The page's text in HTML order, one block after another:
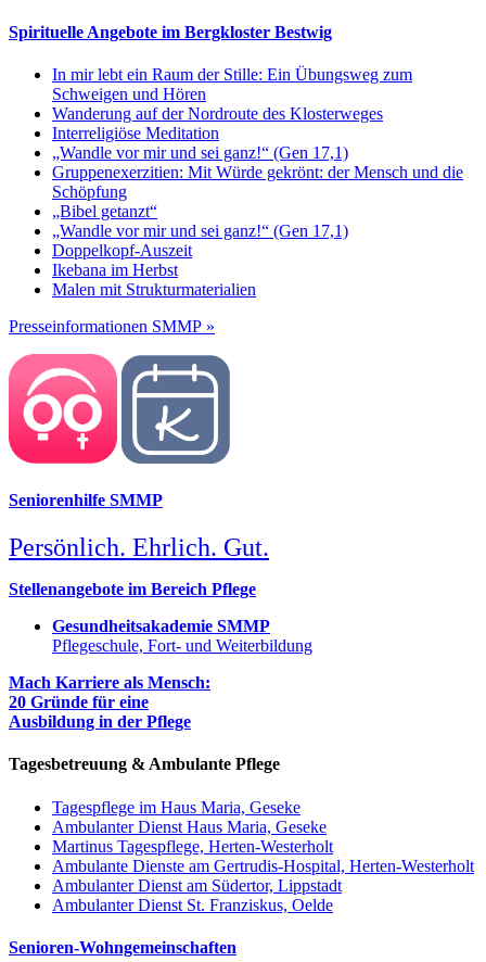
Spirituelle Angebote im Bergkloster Bestwig
In mir lebt ein Raum der Stille: Ein Übungsweg zum
Schweigen und Hören
Wanderung auf der Nordroute des Klosterweges
Interreligiöse Meditation
„Wandle vor mir und sei ganz!“ (Gen 17,1)
Gruppenexerzitien: Mit Würde gekrönt: der Mensch und die
Schöpfung
„Bibel getanzt“
„Wandle vor mir und sei ganz!“ (Gen 17,1)
Doppelkopf-Auszeit
Ikebana im Herbst
Malen mit Strukturmaterialien
Presseinformationen SMMP »
Seniorenhilfe SMMP
Persönlich. Ehrlich. Gut.
Stellenangebote im Bereich Pflege
Gesundheitsakademie SMMP
Pflegeschule, Fort- und Weiterbildung
Mach Karriere als Mensch:
20 Gründe für eine
Ausbildung in der Pflege
Tagesbetreuung & Ambulante Pflege
Tagespflege im Haus Maria, Geseke
Ambulanter Dienst Haus Maria, Geseke
Martinus Tagespflege, Herten-Westerholt
Ambulante Dienste am Gertrudis-Hospital, Herten-Westerholt
Ambulanter Dienst am Südertor, Lippstadt
Ambulanter Dienst St. Franziskus, Oelde
Senioren-Wohngemeinschaften